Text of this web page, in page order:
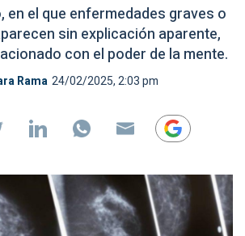
en el que enfermedades graves o
sin explicación aparente,
con el poder de la mente.
Rama 24/02/2025, 2:03 pm